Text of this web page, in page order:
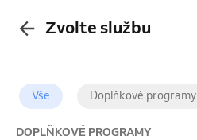
Zvolte službu
Vše Doplňkové programy
DOPLŇKOVÉ PROGRAMY